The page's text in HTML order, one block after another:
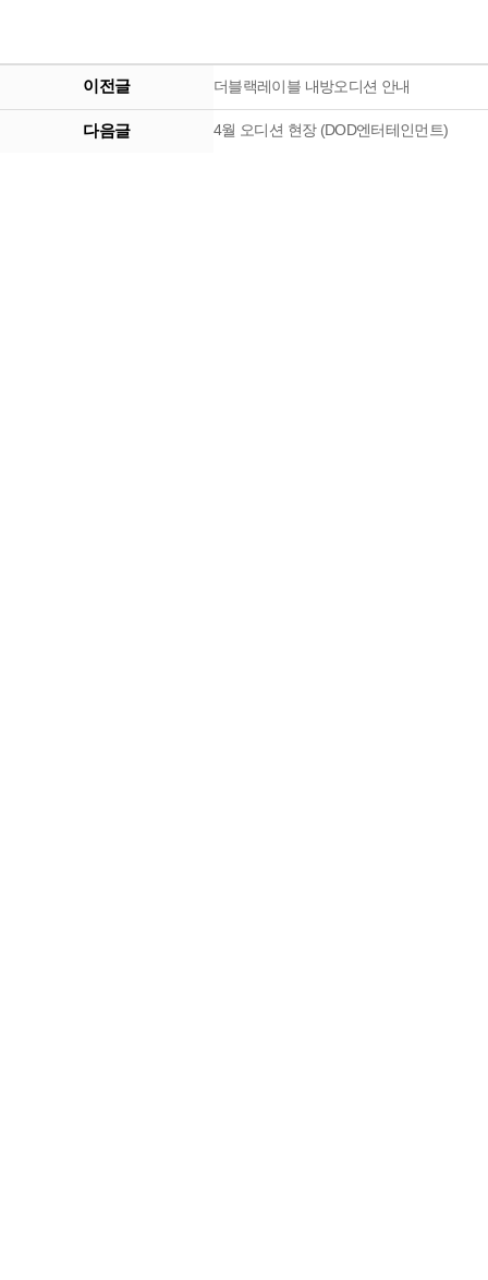
이전글 더블랙레이블 내방오디션 안내
다음글 4월 오디션 현장 (DOD엔터테인먼트)